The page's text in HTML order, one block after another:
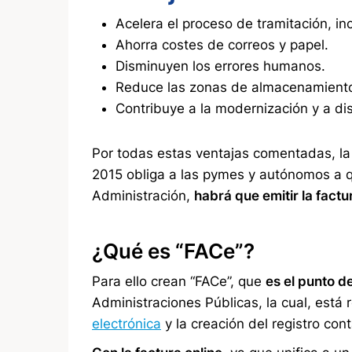
Acelera el proceso de tramitación,
Ahorra costes de correos y papel.
Disminuyen los errores humanos.
Reduce las zonas de
Contribuye a la modernización y a
Por todas estas ventajas comentadas,
2015 obliga a las pymes y autónomos a
Administración, habrá que emitir la
¿Qué es “FACe”?
Para ello crean “FACe”, que es el punto
Administraciones Públicas, la cual,
electrónica y la creación del registro